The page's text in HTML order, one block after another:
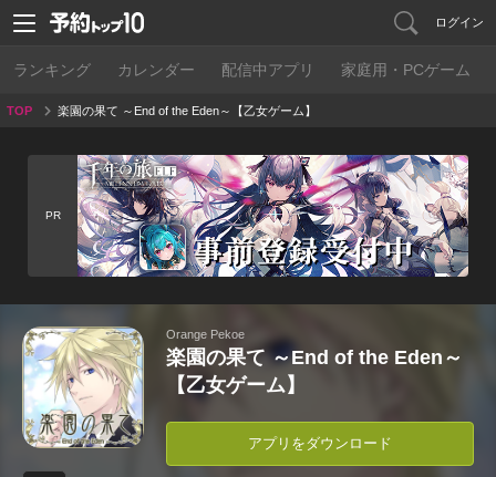
ログイン
ランキング カレンダー 配信中アプリ 家庭用・PCゲーム
TOP 楽園の果て ～End of the Eden～【乙女ゲーム】
PR
Orange Pekoe
楽園の果て ～End of the Eden～
【乙女ゲーム】
アプリをダウンロード